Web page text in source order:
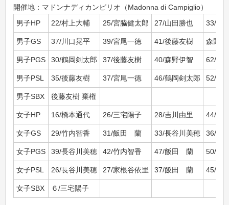
開催地：マドンナディカンピリオ（Madonna di Campiglio）
男子HP
22/村上大輔 25/宮脇健太郎 27/山田勝也 33/渡
男子GS 37/川口晃平 39/宮尾一徳 41/後藤友樹 森野
男子PGS 30/鶴岡剣太郎 37/後藤友樹 40/森野伊智 62/川
男子PSL 35/後藤友樹 37/宮尾一徳 46/鶴岡剣太郎 52/森
男子SBX 後藤友樹 棄権
女子HP 16/橋本通代 26/三宅陽子 28/吉川由里 44/吉
女子GS 29/竹内智香 31/飯田 蘭 33/長谷川美穂 36/家
女子PGS 39/長谷川美穂 42/竹内智香 47/飯田 蘭 50/塚
女子PSL 26/長谷川美穂 27/家根谷依里 37/飯田 蘭 45/竹
女子SBX ６/三宅陽子